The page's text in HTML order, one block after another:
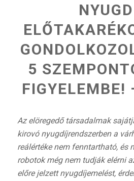
5
FIGYELEMBE!
Az elöregedő társadalmak
kirovó nyugdíjrendszerben a
reálértéke nem fenntartható, és
robotok még nem tudják elérni
előre jelzett nyugdíjemelést,